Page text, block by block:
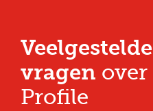
Veelgestelde
vragen over
Profile